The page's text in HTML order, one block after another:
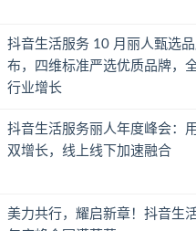
抖音生活服务 10 月丽人甄选
布，四维标准严选优质品牌，
行业增长
抖音生活服务丽人年度峰会：
双增长，线上线下加速融合
美力共行，耀启新章！抖音生